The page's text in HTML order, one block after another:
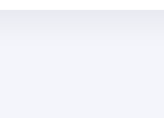
không thể dừng lại